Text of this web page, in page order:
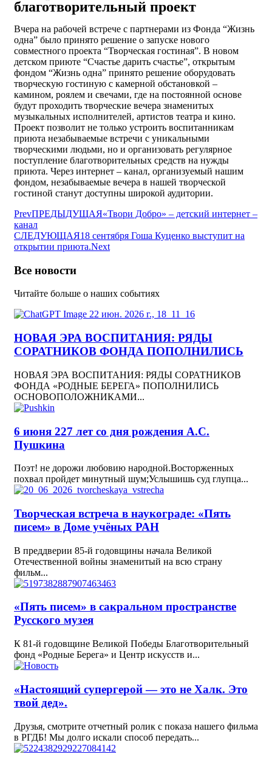
благотворительный проект
Вчера на рабочей встрече с партнерами из Фонда “Жизнь
одна” было принято решение о запуске нового
совместного проекта “Творческая гостиная”. В новом
детском приюте “Счастье дарить счастье”, открытым
фондом “Жизнь одна” принято решение оборудовать
творческую гостиную с камерной обстановкой –
камином, роялем и свечами, где на постоянной основе
будут проходить творческие вечера знаменитых
музыкальных исполнителей, артистов театра и кино.
Проект позволит не только устроить воспитанникам
приюта незабываемые встречи с уникальными
творческими людьми, но и организовать регулярное
поступление благотворительных средств на нужды
приюта. Через интернет – канал, организуемый нашим
фондом, незабываемые вечера в нашей творческой
гостиной станут доступны широкой аудитории.
PrevПРЕДЫДУЩАЯ«Твори Добро» – детский интернет –
канал
СЛЕДУЮЩАЯ18 сентября Гоша Куценко выступит на
открытии приюта.Next
Все новости
Читайте больше о наших событиях
НОВАЯ ЭРА ВОСПИТАНИЯ: РЯДЫ
СОРАТНИКОВ ФОНДА ПОПОЛНИЛИСЬ
НОВАЯ ЭРА ВОСПИТАНИЯ: РЯДЫ СОРАТНИКОВ
ФОНДА «РОДНЫЕ БЕРЕГА» ПОПОЛНИЛИСЬ
ОСНОВОПОЛОЖНИКАМИ...
6 июня 227 лет со дня рождения А.С.
Пушкина
Поэт! не дорожи любовию народной.Восторженных
похвал пройдет минутный шум;Услышишь суд глупца...
Творческая встреча в наукограде: «Пять
писем» в Доме учёных РАН
В преддверии 85-й годовщины начала Великой
Отечественной войны знаменитый на всю страну
фильм...
«Пять писем» в сакральном пространстве
Русского музея
К 81-й годовщине Великой Победы Благотворительный
фонд «Родные Берега» и Центр искусств и...
«Настоящий супергерой — это не Халк. Это
твой дед».
Друзья, смотрите отчетный ролик с показа нашего фильма
в РГДБ! Мы долго искали способ передать...